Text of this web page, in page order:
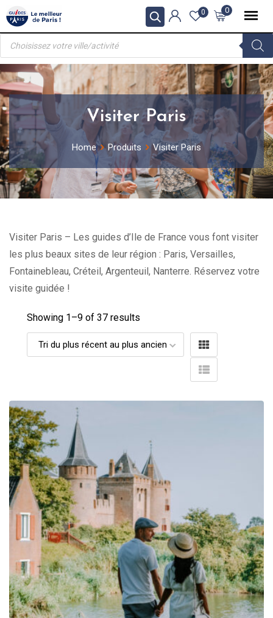
Skip
to
content
0
0
Recherche
produits
Visiter Paris
Home Produits Visiter Paris
Visiter Paris – Les guides d’Ile de France vous font visiter
les plus beaux sites de leur région : Paris, Versailles,
Fontainebleau, Créteil, Argenteuil, Nanterre. Réservez votre
visite guidée !
Showing 1–9 of 37 results